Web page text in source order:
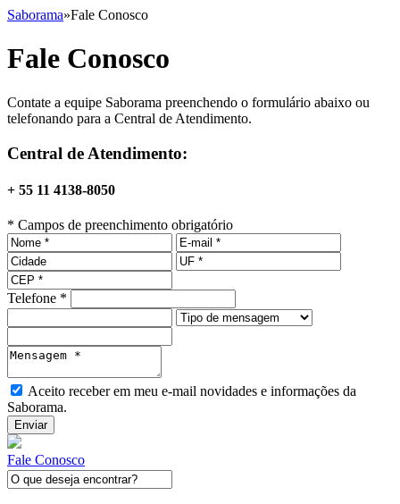
Saborama»Fale Conosco
Fale Conosco
Contate a equipe Saborama preenchendo o formulário abaixo ou
telefonando para a Central de Atendimento.
Central de Atendimento:
+ 55 11 4138-8050
* Campos de preenchimento obrigatório
Telefone *
Aceito receber em meu e-mail novidades e informações da
Saborama.
Fale Conosco